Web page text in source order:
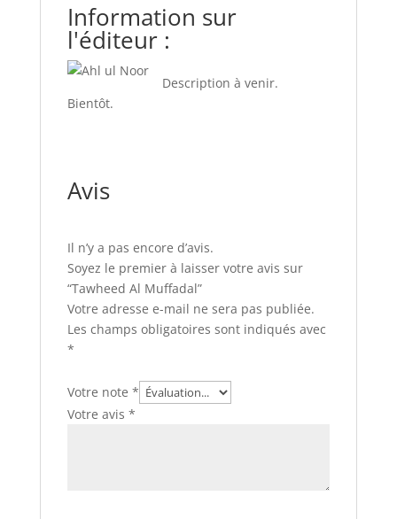
Information sur
l'éditeur :
Description à venir.
Bientôt.
Avis
Il n’y a pas encore d’avis.
Soyez le premier à laisser votre avis sur
“Tawheed Al Muffadal”
Votre adresse e-mail ne sera pas publiée.
Les champs obligatoires sont indiqués avec
*
Votre note *
Votre avis *